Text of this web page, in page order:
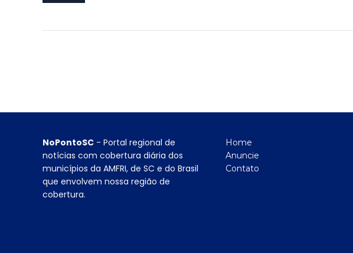
NoPontoSC - Portal regional de
notícias com cobertura diária dos
municípios da AMFRI, de SC e do Brasil
que envolvem nossa região de
cobertura.
Home
Anuncie
Contato